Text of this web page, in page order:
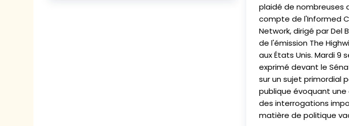
plaidé de nombreuses
compte de l'Informed
Network, dirigé par Del
de l'émission The
aux États Unis. Mardi 9
exprimé devant le
sur un sujet primordial
publique évoquant
des interrogations
matière de politique